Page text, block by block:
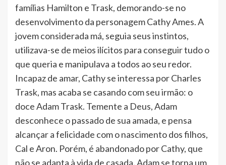
famílias Hamilton e Trask, demorando-se no
desenvolvimento da personagem Cathy Ames. A
jovem considerada má, seguia seus instintos,
utilizava-se de meios ilícitos para conseguir tudo o
que queria e manipulava a todos ao seu redor.
Incapaz de amar, Cathy se interessa por Charles
Trask, mas acaba se casando com seu irmão: o
doce Adam Trask. Temente a Deus, Adam
desconhece o passado de sua amada, e pensa
alcançar a felicidade com o nascimento dos filhos,
Cal e Aron. Porém, é abandonado por Cathy, que
não se adapta à vida de casada. Adam se torna um